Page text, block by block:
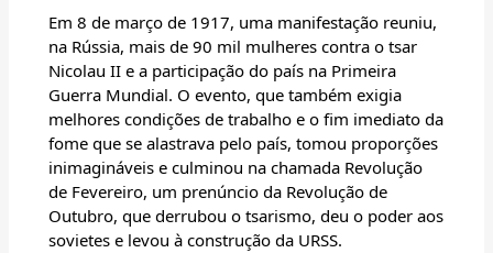
Em 8 de março de 1917, uma manifestação reuniu,
na Rússia, mais de 90 mil mulheres contra o tsar
Nicolau II e a participação do país na Primeira
Guerra Mundial. O evento, que também exigia
melhores condições de trabalho e o fim imediato da
fome que se alastrava pelo país, tomou proporções
inimagináveis e culminou na chamada Revolução
de Fevereiro, um prenúncio da Revolução de
Outubro, que derrubou o tsarismo, deu o poder aos
sovietes e levou à construção da URSS.